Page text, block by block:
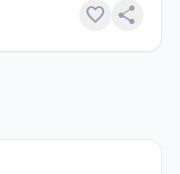
favorite share